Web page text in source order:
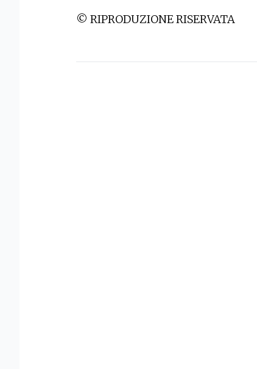
© RIPRODUZIONE RISERVATA